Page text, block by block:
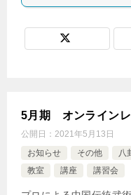
5月期 オンラインレ
公開日： 2021年5月13日
お知らせ
その他 八
教室
講座 講習会